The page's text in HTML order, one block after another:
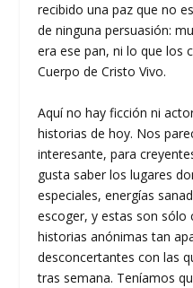
recibido una paz que no
de ninguna persuasión:
era ese pan, ni lo que los
Cuerpo de Cristo Vivo.
Aquí no hay ficción ni
historias de hoy. Nos
interesante, para
gusta saber los lugares
especiales, energías
escoger, y estas son sólo
historias anónimas tan
desconcertantes con las
tras semana. Teníamos